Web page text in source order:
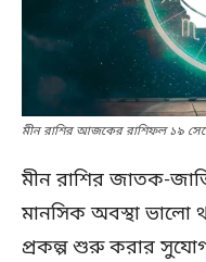
মীন রাশির আজকের রাশিফল ১৯
মীন রাশির জাতক-
মানসিক অবস্থা
প্রকল্প শুরু করার